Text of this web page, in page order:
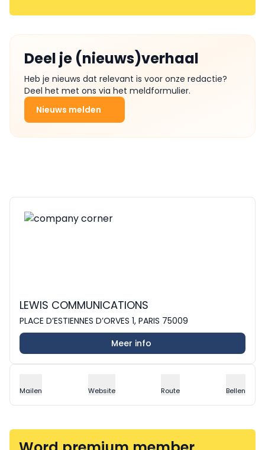
Deel je (nieuws)verhaal
Heb je nieuws dat relevant is voor onze redactie?
Deel het met ons via het meldformulier.
Nieuws melden
LEWIS COMMUNICATIONS
PLACE D’ESTIENNES D’ORVES 1, PARIS 75009
Meer info
Mailen Website Route Bellen